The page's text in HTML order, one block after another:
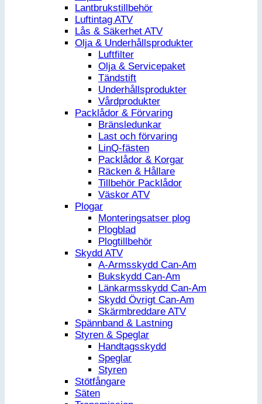
Lantbrukstillbehör
Luftintag ATV
Lås & Säkerhet ATV
Olja & Underhållsprodukter
Luftfilter
Olja & Servicepaket
Tändstift
Underhållsprodukter
Vårdprodukter
Packlådor & Förvaring
Bränsledunkar
Last och förvaring
LinQ-fästen
Packlådor & Korgar
Räcken & Hållare
Tillbehör Packlådor
Väskor ATV
Plogar
Monteringsatser plog
Plogblad
Plogtillbehör
Skydd ATV
A-Armsskydd Can-Am
Bukskydd Can-Am
Länkarmsskydd Can-Am
Skydd Övrigt Can-Am
Skärmbreddare ATV
Spännband & Lastning
Styren & Speglar
Handtagsskydd
Speglar
Styren
Stötfångare
Säten